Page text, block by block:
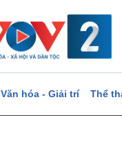
Văn hóa - Giải trí Thể